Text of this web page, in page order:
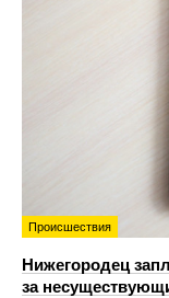
Происшествия
Нижегородец
за